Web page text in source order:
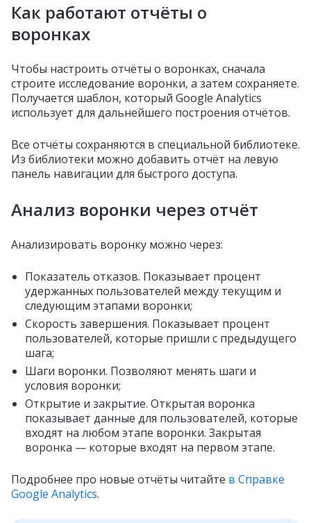
Как работают отчёты о
воронках
Чтобы настроить отчёты о воронках, сначала
строите исследование воронки, а затем сохраняете.
Получается шаблон, который Google Analytics
использует для дальнейшего построения отчётов.
Все отчёты сохраняются в специальной библиотеке.
Из библиотеки можно добавить отчёт на левую
панель навигации для быстрого доступа.
Анализ воронки через отчёт
Анализировать воронку можно через:
Показатель отказов. Показывает процент
удержанных пользователей между текущим и
следующим этапами воронки;
Скорость завершения. Показывает процент
пользователей, которые пришли с предыдущего
шага;
Шаги воронки. Позволяют менять шаги и
условия воронки;
Открытие и закрытие. Открытая воронка
показывает данные для пользователей, которые
входят на любом этапе воронки. Закрытая
воронка — которые входят на первом этапе.
Подробнее про новые отчёты читайте в Справке
Google Analytics.